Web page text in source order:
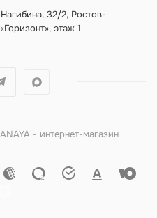
32/2, Ростов-
этаж 1
- интернет-магазин